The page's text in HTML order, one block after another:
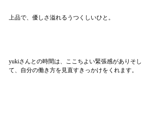
上品で、優しさ溢れるうつくしいひと。
yukiさんとの時間は、ここちよい緊張感がありそし
て、自分の働き方を見直すきっかけをくれます。